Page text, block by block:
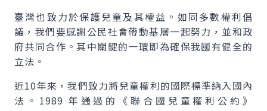
臺灣也致力於保護兒童及其權益。如同多數權利倡
議，我們要感謝公民社會帶動基層一起努力，並和政
府共同合作。其中關鍵的一環即為確保我國有健全的
立法。
近10年來，我們致力將兒童權利的國際標準納入國內
法。1989 年通過的《聯合國兒童權利公約》